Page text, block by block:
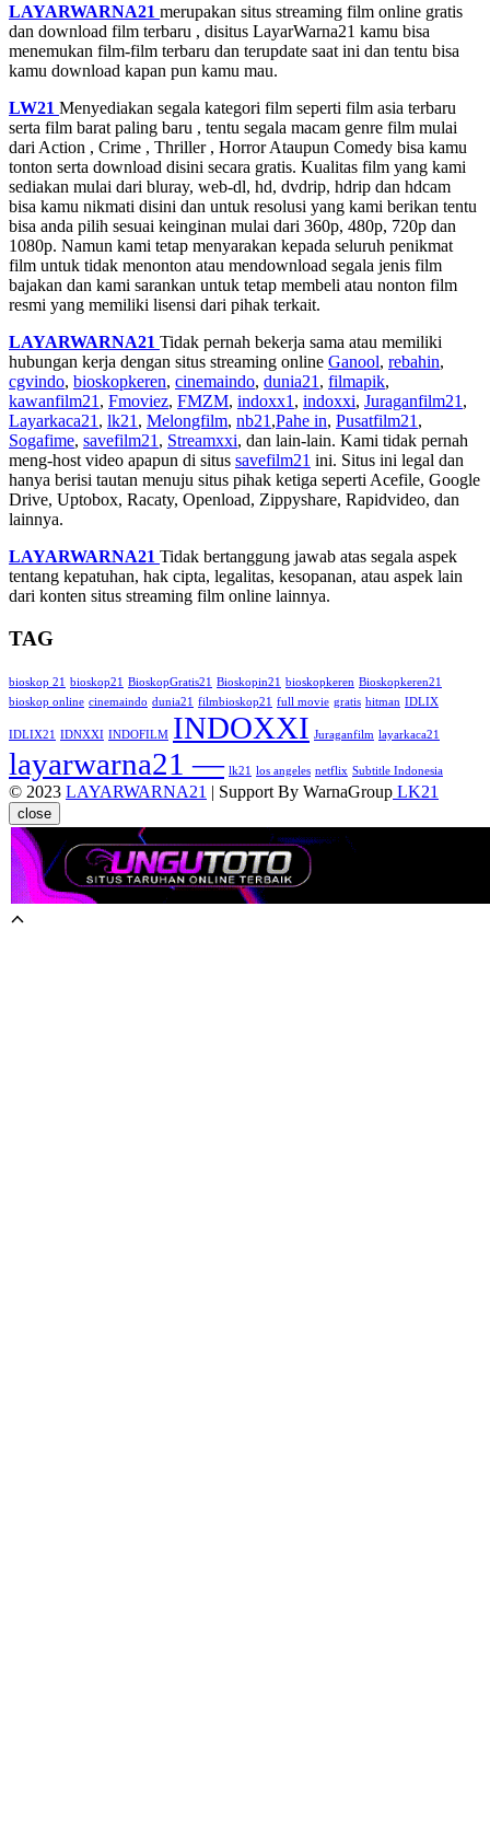
LAYARWARNA21 merupakan situs streaming film online gratis
dan download film terbaru , disitus LayarWarna21 kamu bisa
menemukan film-film terbaru dan terupdate saat ini dan tentu bisa
kamu download kapan pun kamu mau.
LW21 Menyediakan segala kategori film seperti film asia terbaru
serta film barat paling baru , tentu segala macam genre film mulai
dari Action , Crime , Thriller , Horror Ataupun Comedy bisa kamu
tonton serta download disini secara gratis. Kualitas film yang kami
sediakan mulai dari bluray, web-dl, hd, dvdrip, hdrip dan hdcam
bisa kamu nikmati disini dan untuk resolusi yang kami berikan tentu
bisa anda pilih sesuai keinginan mulai dari 360p, 480p, 720p dan
1080p. Namun kami tetap menyarakan kepada seluruh penikmat
film untuk tidak menonton atau mendownload segala jenis film
bajakan dan kami sarankan untuk tetap membeli atau nonton film
resmi yang memiliki lisensi dari pihak terkait.
LAYARWARNA21 Tidak pernah bekerja sama atau memiliki
hubungan kerja dengan situs streaming online Ganool, rebahin,
cgvindo, bioskopkeren, cinemaindo, dunia21 , filmapik,
kawanfilm21 , Fmoviez, FMZM, indoxx1 , indoxxi, Juraganfilm21 ,
Layarkaca21 , lk21 , Melongfilm, nb21 ,Pahe in, Pusatfilm21 ,
Sogafime, savefilm21 , Streamxxi, dan lain-lain. Kami tidak pernah
meng-host video apapun di situs savefilm21 ini. Situs ini legal dan
hanya berisi tautan menuju situs pihak ketiga seperti Acefile, Google
Drive, Uptobox, Racaty, Openload, Zippyshare, Rapidvideo, dan
lainnya.
LAYARWARNA21 Tidak bertanggung jawab atas segala aspek
tentang kepatuhan, hak cipta, legalitas, kesopanan, atau aspek lain
dari konten situs streaming film online lainnya.
TAG
bioskop 21 bioskop21 BioskopGratis21 Bioskopin21 bioskopkeren Bioskopkeren21
bioskop online cinemaindo dunia21 filmbioskop21 full movie gratis hitman IDLIX
IDLIX21 IDNXXI INDOFILM INDOXXI Juraganfilm layarkaca21
layarwarna21 — lk21 los angeles netflix Subtitle Indonesia
© 2023 LAYARWARNA21 | Support By WarnaGroup LK21
close